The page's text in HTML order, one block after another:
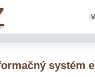
systém